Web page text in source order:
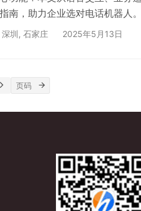
南，助力企业选对电话机器人。
深圳, 石家庄 2025年5月13日